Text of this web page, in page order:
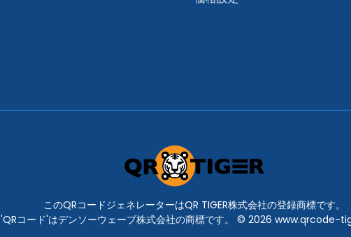
このQRコードジェネレーターはQR TIGER株式会社の登録商標です。
'QRコード'はデンソーウェーブ株式会社の商標です。 © 2026 www.qrcode-